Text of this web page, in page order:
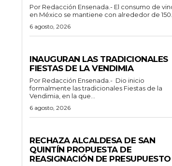
Por Redacción Ensenada.- El consumo de vino
en México se mantiene con alrededor de 150...
6 agosto, 2026
INAUGURAN LAS TRADICIONALES
FIESTAS DE LA VENDIMIA
Por Redacción Ensenada.- Dio inicio
formalmente las tradicionales Fiestas de la
Vendimia, en la que...
6 agosto, 2026
RECHAZA ALCALDESA DE SAN
QUINTÍN PROPUESTA DE
REASIGNACIÓN DE PRESUPUESTO